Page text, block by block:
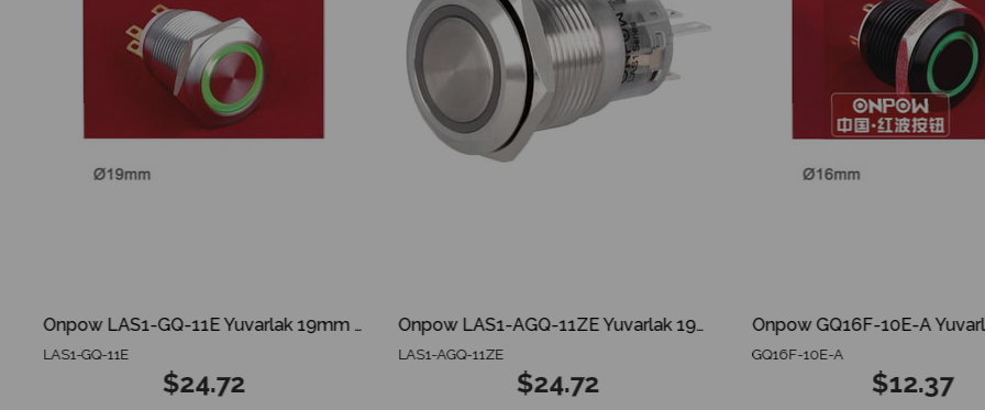
Onpow LAS1-GQ-11E Yuvarlak 19mm Halka Ledli Yaylı Metal Buton
LAS1-GQ-11E
$24.72
Onpow LAS1-AGQ-11ZE Yuvarlak 19mm Ledli Kalıcılı Metal Buton
LAS1-AGQ-11ZE
$24.72
GQ16F-10E-A
$12.37